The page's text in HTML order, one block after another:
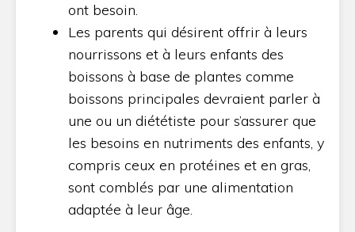
ont besoin.
Les parents qui désirent offrir à leurs
nourrissons et à leurs enfants des
boissons à base de plantes comme
boissons principales devraient parler à
une ou un diététiste pour s’assurer que
les besoins en nutriments des enfants, y
compris ceux en protéines et en gras,
sont comblés par une alimentation
adaptée à leur âge.